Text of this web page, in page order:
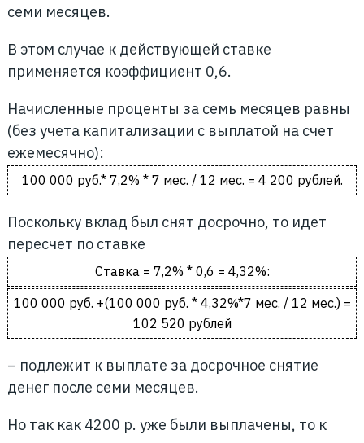
семи месяцев.
В этом случае к действующей ставке
применяется коэффициент 0,6.
Начисленные проценты за семь месяцев равны
(без учета капитализации с выплатой на счет
ежемесячно):
100 000 руб.* 7,2% * 7 мес. / 12 мес. = 4 200 рублей.
Поскольку вклад был снят досрочно, то идет
пересчет по ставке
Ставка = 7,2% * 0,6 = 4,32%:
100 000 руб. +(100 000 руб. * 4,32%*7 мес. / 12 мес.) =
102 520 рублей
– подлежит к выплате за досрочное снятие
денег после семи месяцев.
Но так как 4200 р. уже были выплачены, то к